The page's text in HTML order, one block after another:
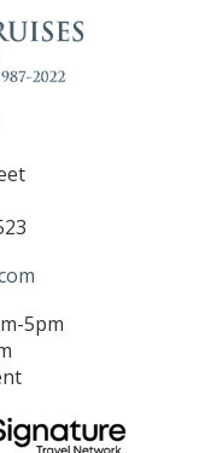
5pm